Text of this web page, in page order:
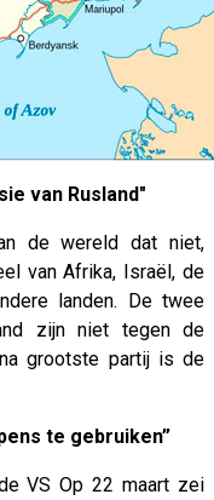
van Rusland"
de wereld dat niet,
van Afrika, Israël, de
landen. De twee
zijn niet tegen de
grootste partij is de
te gebruiken”
VS Op 22 maart zei